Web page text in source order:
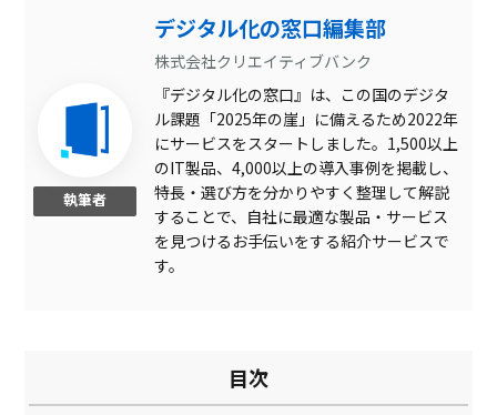
ToDoリスト
執筆者
デジタル化の窓口編集部
株式会社クリエイティブバンク
『デジタル化の窓口』は、この国のデジタ
ル課題「2025年の崖」に備えるため2022年
にサービスをスタートしました。1,500以上
のIT製品、4,000以上の導入事例を掲載し、
特長・選び方を分かりやすく整理して解説
することで、自社に最適な製品・サービス
を見つけるお手伝いをする紹介サービスで
す。
目次